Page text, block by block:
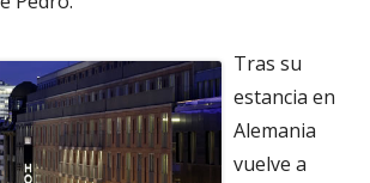
Tras su
estancia en
Alemania
vuelve a